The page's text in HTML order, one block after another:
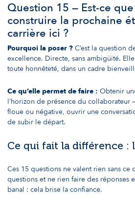
Question 15 — Est-ce
construire la prochaine
carrière ici ?
Pourquoi la poser ? C’est la question
excellence. Directe, sans ambigüité.
toute honnêteté, dans un cadre
Ce qu’elle permet de faire : Obtenir
l’horizon de présence du collaborateur
floue ou négative, ouvrir une
de subir le départ.
Ce qui fait la différence :
Ces 15 questions ne valent rien sans ce
questions et ne rien faire des réponses
banal : cela brise la confiance.